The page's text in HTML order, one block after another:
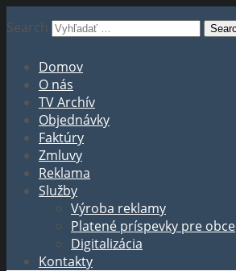
Search
Domov
O nás
TV Archív
Objednávky
Faktúry
Zmluvy
Reklama
Služby
Výroba reklamy
Platené príspevky pre obce
Digitalizácia
Kontakty